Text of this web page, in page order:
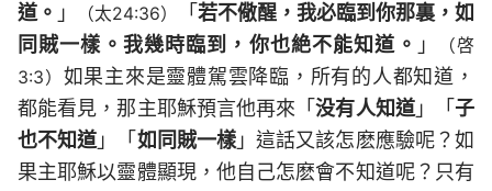
道。 」 （太24:36） 「 若不儆醒，我必臨到你那裏，如
同賊一樣。我幾時臨到，你也絶不能知道。 」
（啓
3:3） 如果主來是靈體駕雲降臨，所有的人都知道，
都能看見，那主耶穌預言他再來「没有人知道」「 子
也不知道 」「 如同賊一樣 」這話又該怎麽應驗呢？如
果主耶穌以靈體顯現，他自己怎麽會不知道呢？只有